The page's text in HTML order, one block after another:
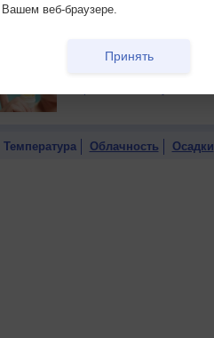
Когда лучше принимать
Температура Облачность Осадки
веб-браузере.
Принять